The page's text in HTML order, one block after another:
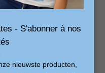
- S'abonner à nos
nieuwste producten,